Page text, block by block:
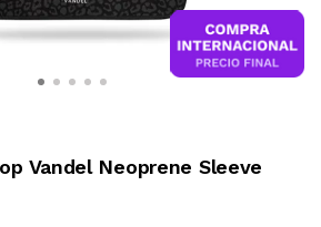
Vandel Neoprene Sleeve